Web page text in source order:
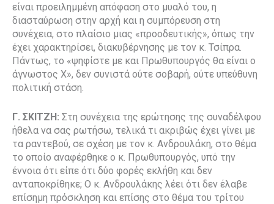
είναι προειλημμένη απόφαση στο μυαλό του, η
διασταύρωση στην αρχή και η συμπόρευση στη
συνέχεια, στο πλαίσιο μιας «προοδευτικής», όπως την
έχει χαρακτηρίσει, διακυβέρνησης με τον κ. Τσίπρα.
Πάντως, το «ψηφίστε με και Πρωθυπουργός θα είναι ο
άγνωστος Χ», δεν συνιστά ούτε σοβαρή, ούτε υπεύθυνη
πολιτική στάση.
Γ. ΣΚΙΤΖΗ: Στη συνέχεια της ερώτησης της συναδέλφου
ήθελα να σας ρωτήσω, τελικά τι ακριβώς έχει γίνει με
τα ραντεβού, σε σχέση με τον κ. Ανδρουλάκη, στο θέμα
το οποίο αναφέρθηκε ο κ. Πρωθυπουργός, υπό την
έννοια ότι είπε ότι δύο φορές εκλήθη και δεν
ανταποκρίθηκε; Ο κ. Ανδρουλάκης λέει ότι δεν έλαβε
επίσημη πρόσκληση και επίσης στο θέμα του τρίτου